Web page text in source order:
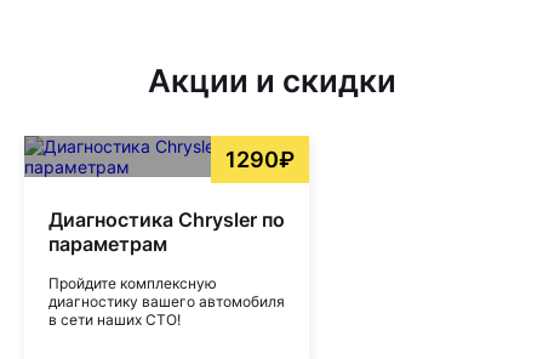
Акции и скидки
1290₽
Диагностика Chrysler по
параметрам
Пройдите комплексную
диагностику вашего автомобиля
в сети наших СТО!